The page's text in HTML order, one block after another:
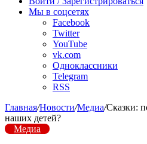
Мы в соцсетях
Facebook
Twitter
YouTube
vk.com
Одноклассники
Telegram
RSS
Главная/Новости/Медиа/Сказки:
наших детей?
Медиа